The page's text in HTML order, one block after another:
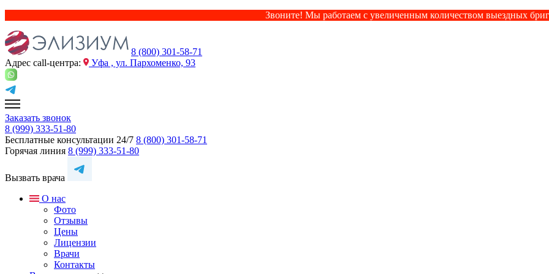
Звоните! Мы работаем с увеличенным количеством выездных
8 (800) 301-58-71
Адрес сall-центра:
Уфа , ул. Пархоменко, 93
Заказать звонок
8 (999) 333-51-80
Бесплатные консультации 24/7 8 (800) 301-58-71
Горячая линия 8 (999) 333-51-80
Вызвать врача
О нас
Фото
Отзывы
Цены
Лицензии
Врачи
Контакты